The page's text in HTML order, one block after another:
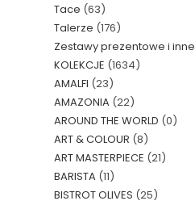
Tace (63)
Talerze (176)
Zestawy prezentowe i inne
KOLEKCJE (1634)
AMALFI (23)
AMAZONIA (22)
AROUND THE WORLD (0)
ART & COLOUR (8)
ART MASTERPIECE (21)
BARISTA (11)
BISTROT OLIVES (25)